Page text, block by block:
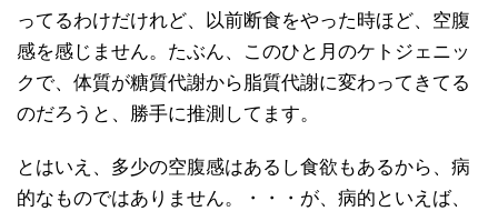
ってるわけだけれど、以前断食をやった時ほど、空腹
感を感じません。たぶん、このひと月のケトジェニッ
クで、体質が糖質代謝から脂質代謝に変わってきてる
のだろうと、勝手に推測してます。
とはいえ、多少の空腹感はあるし食欲もあるから、病
的なものではありません。・・・が、病的といえば、